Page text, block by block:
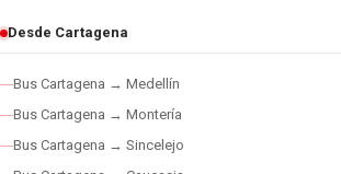
Desde Cartagena
Bus Cartagena → Medellín
Bus Cartagena → Montería
Bus Cartagena → Sincelejo